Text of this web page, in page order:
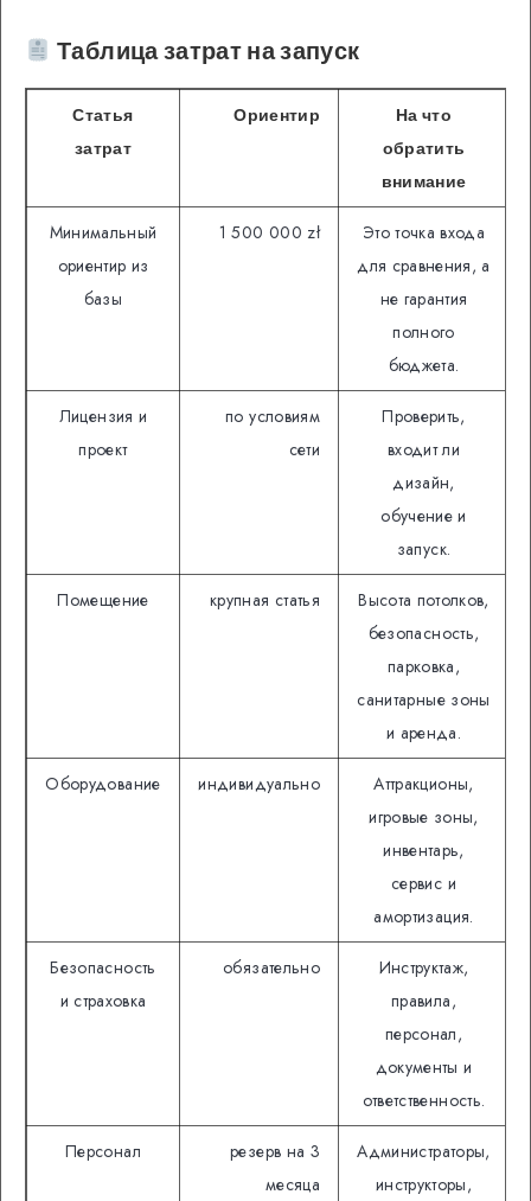
Таблица затрат на запуск
Статья
затрат
Ориентир
На что
обратить
внимание
Минимальный
ориентир из
базы
1 500 000 zł
Это точка входа
для сравнения, а
не гарантия
полного
бюджета.
Лицензия и
проект
по условиям
сети
Проверить,
входит ли
дизайн,
обучение и
запуск.
Помещение крупная статья
Высота потолков,
безопасность,
парковка,
санитарные зоны
и аренда.
Оборудование индивидуально
Аттракционы,
игровые зоны,
инвентарь,
сервис и
амортизация.
Безопасность
и страховка
обязательно
Инструктаж,
правила,
персонал,
документы и
ответственность.
Персонал
резерв на 3
месяца
Администраторы,
инструкторы,